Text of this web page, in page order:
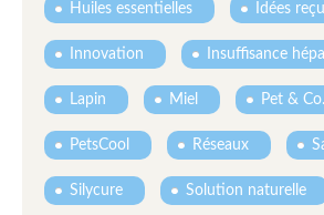
Huiles essentielles Idées
Innovation Insuffisance
Lapin Miel Pet & Co.
PetsCool Réseaux
Silycure Solution naturelle